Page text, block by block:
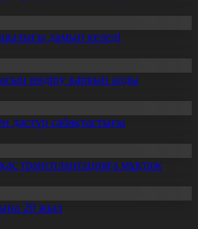
дамып келеді
өндіру қарқын алды
дәстүр сабақтастығы
трансплантацияға мұқтаж
20 жыл